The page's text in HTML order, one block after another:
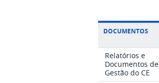
DOCUMENTOS
Relatórios e
Documentos de
Gestão do CE